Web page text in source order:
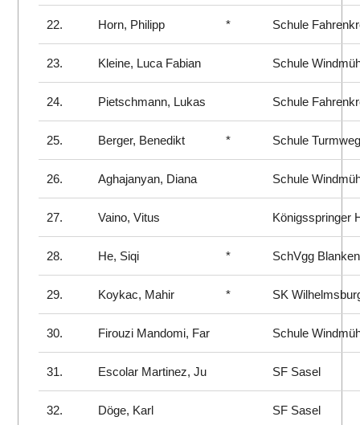
22. Horn, Philipp * Schule
23. Kleine, Luca Fabian Schule
24. Pietschmann, Lukas Schule
25. Berger, Benedikt * Schule
26. Aghajanyan, Diana Schule
27. Vaino, Vitus Königsspringer
28. He, Siqi * SchVgg
29. Koykac, Mahir * SK
30. Firouzi Mandomi, Far Schule
31. Escolar Martinez, Ju SF Sasel
32. Döge, Karl SF Sasel